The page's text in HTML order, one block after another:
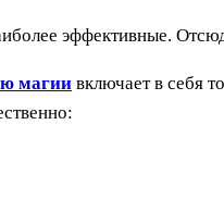
эффективные.
магии включает в себя